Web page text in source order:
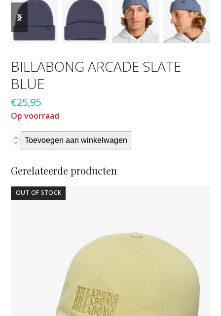
previous
slide
next
slide
BILLABONG ARCADE SLATE
BLUE
€25,95
Op voorraad
BILLABONG
ARCADE
SLATE
BLUE
aantal
Toevoegen aan winkelwagen
Gerelateerde producten
OUT OF STOCK